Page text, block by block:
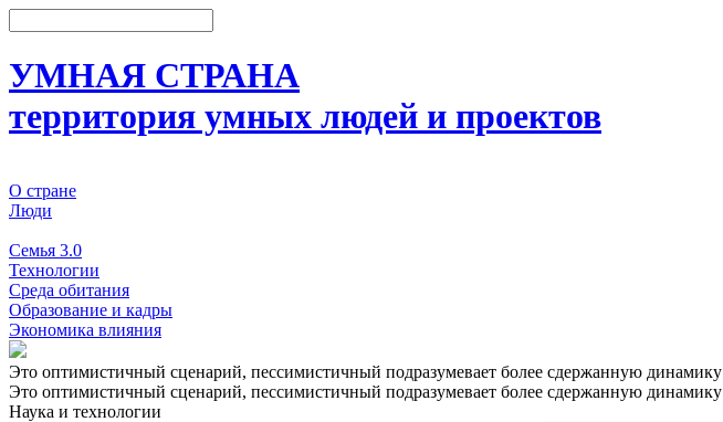
УМНАЯ СТРАНА
территория умных людей и проектов
О стране
Люди
Семья 3.0
Технологии
Среда обитания
Образование и кадры
Экономика влияния
Это оптимистичный сценарий, пессимистичный подразумевает более сдержанную динамику
Это оптимистичный сценарий, пессимистичный подразумевает более сдержанную динамику
Наука и технологии